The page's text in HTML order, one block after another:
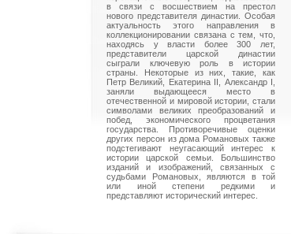
в связи с восшествием на престол
нового представителя династии. Особая
актуальность этого направления в
коллекционировании связана с тем, что,
находясь у власти более 300 лет,
представители царской династии
сыграли ключевую роль в истории
страны. Некоторые из них, такие, как
Петр Великий, Екатерина II, Александр I,
заняли выдающееся место в
отечественной и мировой истории, стали
символами великих преобразований и
побед, экономического процветания
государства. Противоречивые оценки
других персон из дома Романовых также
подстегивают неугасающий интерес к
истории царской семьи. Большинство
изданий и изображений, связанных с
судьбами Романовых, являются в той
или иной степени редкими и
представляют исторический интерес.